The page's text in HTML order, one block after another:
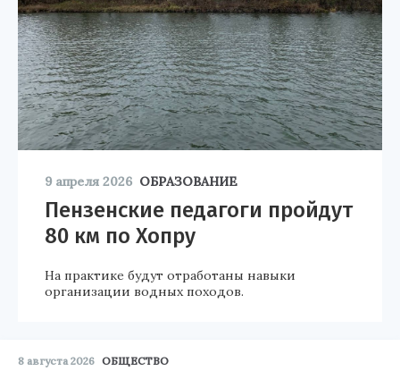
9 апреля 2026 ОБРАЗОВАНИЕ
Пензенские педагоги пройдут
80 км по Хопру
На практике будут отработаны навыки
организации водных походов.
8 августа 2026 ОБЩЕСТВО